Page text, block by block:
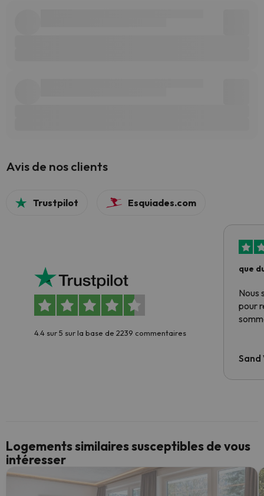
Avis de nos clients
Trustpilot Esquiades.com
4.4 sur 5 sur la base de 2239 commentaires
que
Nous
pour
Sand
Logements similaires susceptibles de vous
intéresser